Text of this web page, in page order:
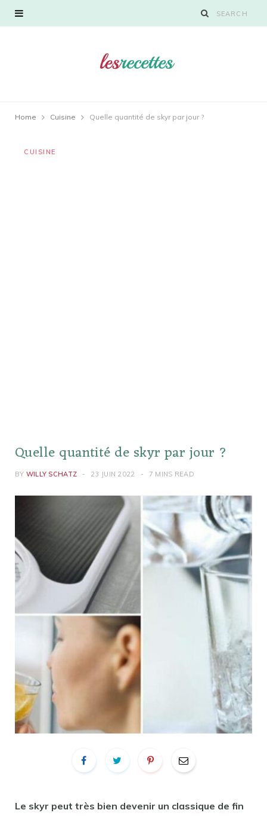
Home Cuisine Quelle quantité de skyr par jour ?
CUISINE
Quelle quantité de skyr par jour ?
BY WILLY SCHATZ 23 JUIN 2022 7 MINS READ
Le skyr peut très bien devenir un classique de fin